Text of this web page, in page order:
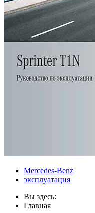
Mercedes-Benz
эксплуатация
Вы здесь:
Главная